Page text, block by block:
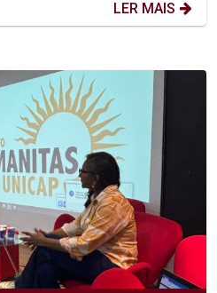
LER MAIS